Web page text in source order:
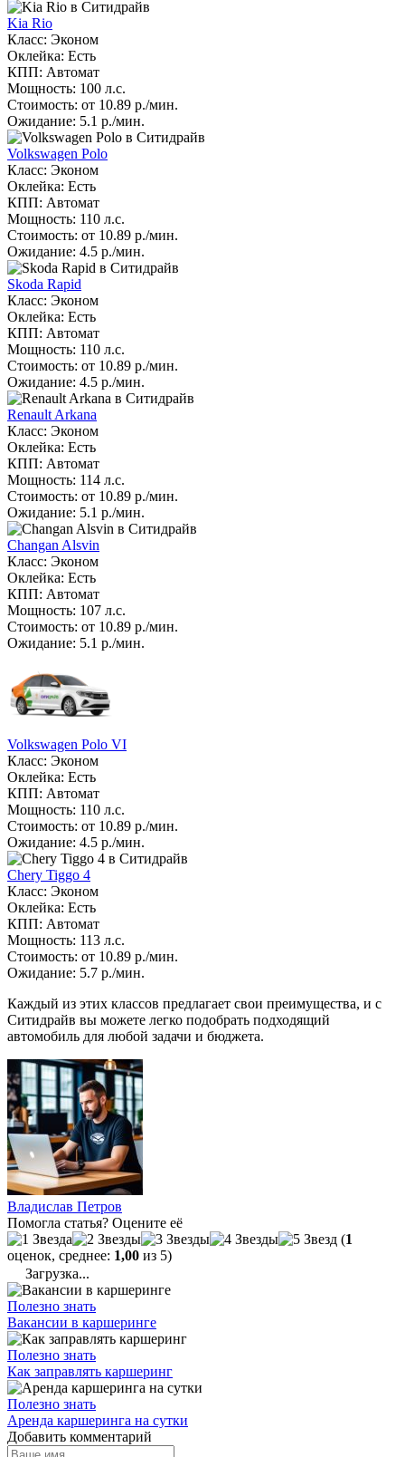
Kia Rio
Класс: Эконом
Оклейка: Есть
КПП: Автомат
Мощность: 100 л.с.
Стоимость: от 10.89 р./мин.
Ожидание: 5.1 р./мин.
Volkswagen Polo
Класс: Эконом
Оклейка: Есть
КПП: Автомат
Мощность: 110 л.с.
Стоимость: от 10.89 р./мин.
Ожидание: 4.5 р./мин.
Skoda Rapid
Класс: Эконом
Оклейка: Есть
КПП: Автомат
Мощность: 110 л.с.
Стоимость: от 10.89 р./мин.
Ожидание: 4.5 р./мин.
Renault Arkana
Класс: Эконом
Оклейка: Есть
КПП: Автомат
Мощность: 114 л.с.
Стоимость: от 10.89 р./мин.
Ожидание: 5.1 р./мин.
Changan Alsvin
Класс: Эконом
Оклейка: Есть
КПП: Автомат
Мощность: 107 л.с.
Стоимость: от 10.89 р./мин.
Ожидание: 5.1 р./мин.
Volkswagen Polo VI
Класс: Эконом
Оклейка: Есть
КПП: Автомат
Мощность: 110 л.с.
Стоимость: от 10.89 р./мин.
Ожидание: 4.5 р./мин.
Chery Tiggo 4
Класс: Эконом
Оклейка: Есть
КПП: Автомат
Мощность: 113 л.с.
Стоимость: от 10.89 р./мин.
Ожидание: 5.7 р./мин.
Каждый из этих классов предлагает свои преимущества, и с
Ситидрайв вы можете легко подобрать подходящий
автомобиль для любой задачи и бюджета.
Владислав Петров
Помогла статья? Оцените её
(1
оценок, среднее: 1,00 из 5)
Загрузка...
Полезно знать
Вакансии в каршеринге
Полезно знать
Как заправлять каршеринг
Полезно знать
Аренда каршеринга на сутки
Добавить комментарий